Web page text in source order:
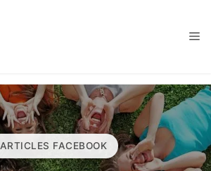
ARTICLES FACEBOOK